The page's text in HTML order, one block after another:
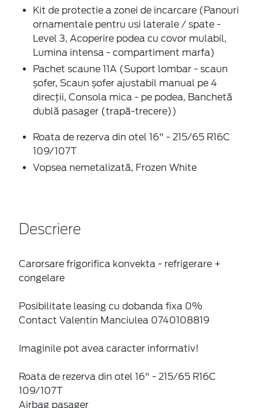
Kit de protectie a zonei de incarcare (Panouri
ornamentale pentru usi laterale / spate -
Level 3, Acoperire podea cu covor mulabil,
Lumina intensa - compartiment marfa)
Pachet scaune 11A (Suport lombar - scaun
șofer, Scaun șofer ajustabil manual pe 4
direcții, Consola mica - pe podea, Banchetă
dublă pasager (trapă-trecere))
Roata de rezerva din otel 16" - 215/65 R16C
109/107T
Vopsea nemetalizată, Frozen White
Descriere
Carorsare frigorifica konvekta - refrigerare +
congelare
Posibilitate leasing cu dobanda fixa 0%
Contact Valentin Manciulea 0740108819
Imaginile pot avea caracter informativ!
Roata de rezerva din otel 16" - 215/65 R16C
109/107T
Airbag pasager